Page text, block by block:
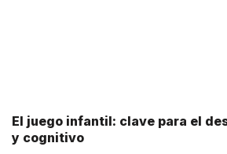
El juego infantil: clave para el
y cognitivo